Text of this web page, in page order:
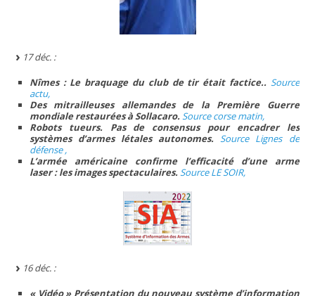
17 déc. :
Nîmes : Le braquage du club de tir était factice.. Source
actu,
Des mitrailleuses allemandes de la Première Guerre
mondiale restaurées à Sollacaro.Source corse matin,
Robots tueurs. Pas de consensus pour encadrer les
systèmes d’armes létales autonomes.Source Lignes de
défense ,
L’armée américaine confirme l’efficacité d’une arme
laser : les images spectaculaires.Source LE SOIR,
16 déc. :
« Vidéo » Présentation du nouveau système d’information